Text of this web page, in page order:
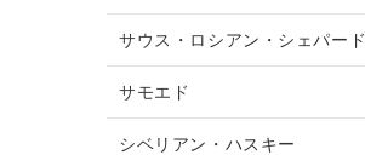
サウス・ロシアン・シェパード
サモエド
シベリアン・ハスキー